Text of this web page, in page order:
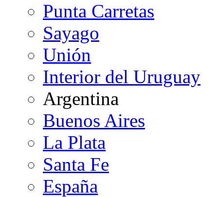
Punta Carretas
Sayago
Unión
Interior del Uruguay
Argentina
Buenos Aires
La Plata
Santa Fe
España